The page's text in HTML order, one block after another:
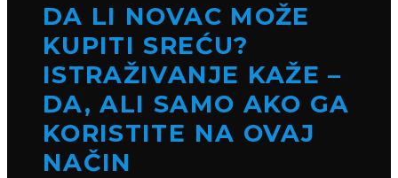
DA LI NOVAC MOŽE
KUPITI SREĆU?
ISTRAŽIVANJE KAŽE –
DA, ALI SAMO AKO GA
KORISTITE NA OVAJ
NAČIN